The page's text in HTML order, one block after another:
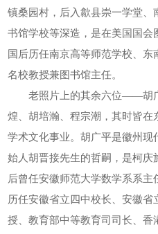
镇桑园村，后入歙县崇一学堂、
书馆学校等深造，是在美国国会
国后历任南京高等师范学校、
名校教授兼图书馆主任。
老照片上的其余六位——胡广
煌、胡培瀚、程宗潮，其时皆
学术文化事业。胡广平是徽州现
始人胡晋接先生的哲嗣，是柯庆
后曾任安徽师范大学数学系系主
历任安徽省立四中校长、安徽
授、教育部中等教育司司长、